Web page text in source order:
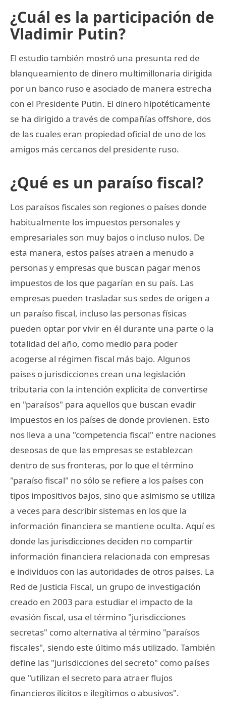
¿Cuál es la participación de
Vladimir Putin?
El estudio también mostró una presunta red de
blanqueamiento de dinero multimillonaria dirigida
por un banco ruso e asociado de manera estrecha
con el Presidente Putin. El dinero hipotéticamente
se ha dirigido a través de compañías offshore, dos
de las cuales eran propiedad oficial de uno de los
amigos más cercanos del presidente ruso.
¿Qué es un paraíso fiscal?
Los paraísos fiscales son regiones o países donde
habitualmente los impuestos personales y
empresariales son muy bajos o incluso nulos. De
esta manera, estos países atraen a menudo a
personas y empresas que buscan pagar menos
impuestos de los que pagarían en su país. Las
empresas pueden trasladar sus sedes de origen a
un paraíso fiscal, incluso las personas físicas
pueden optar por vivir en él durante una parte o la
totalidad del año, como medio para poder
acogerse al régimen fiscal más bajo. Algunos
países o jurisdicciones crean una legislación
tributaria con la intención explícita de convertirse
en "paraísos" para aquellos que buscan evadir
impuestos en los países de donde provienen. Esto
nos lleva a una "competencia fiscal" entre naciones
deseosas de que las empresas se establezcan
dentro de sus fronteras, por lo que el término
"paraíso fiscal" no sólo se refiere a los países con
tipos impositivos bajos, sino que asimismo se utiliza
a veces para describir sistemas en los que la
información financiera se mantiene oculta. Aquí es
donde las jurisdicciones deciden no compartir
información financiera relacionada con empresas
e individuos con las autoridades de otros paises. La
Red de Justicia Fiscal, un grupo de investigación
creado en 2003 para estudiar el impacto de la
evasión fiscal, usa el término "jurisdicciones
secretas" como alternativa al término "paraísos
fiscales", siendo este último más utilizado. También
define las "jurisdicciones del secreto" como países
que "utilizan el secreto para atraer flujos
financieros ilícitos e ilegítimos o abusivos".